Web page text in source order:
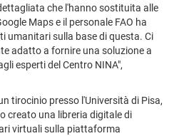
che l'hanno sostituita alle
Maps e il personale FAO ha
umanitari sulla base di questa. Ci
adatto a fornire una soluzione a
esperti del Centro NINA",
tirocinio presso l'Università di Pisa,
creato una libreria digitale di
virtuali sulla piattaforma